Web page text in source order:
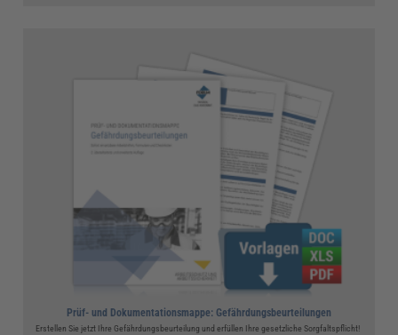
Prüf- und Dokumentationsmappe: Gefährdungsbeurteilungen
Erstellen Sie jetzt Ihre Gefährdungsbeurteilung und erfüllen Ihre gesetzliche Sorgfaltspflicht!